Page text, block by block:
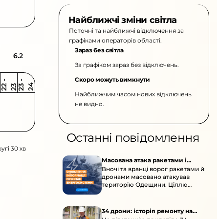
6.2
2 2
-
2 3 2 3
-
2 4
30 хв
Найближчі зміни світла
Поточні та найближчі відключення за
графіками операторів області.
Зараз без світла
За графіком зараз без відключень.
Скоро можуть вимкнути
Найближчим часом нових відключень
не видно.
Останні повідомлення
Масована атака ракетами і
дронами по Одещині
Вночі та вранці ворог ракетами й
дронами масовано атакував
територію Одещини. Ціллю
стали об’єкти цивільної
34 дрони: історія ремонту на